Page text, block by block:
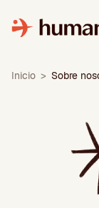
contenido
Inicio > Sobre